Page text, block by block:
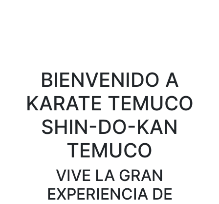
BIENVENIDO A
KARATE TEMUCO
SHIN-DO-KAN
TEMUCO
VIVE LA GRAN
EXPERIENCIA DE